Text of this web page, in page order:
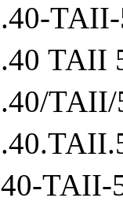
ТАII-
ТАII
ТАII/
ТАII-